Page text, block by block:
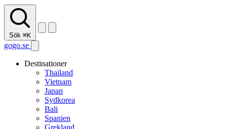
Sök ⌘K
gogo.se
Destinationer
Thailand
Vietnam
Japan
Sydkorea
Bali
Spanien
Grekland